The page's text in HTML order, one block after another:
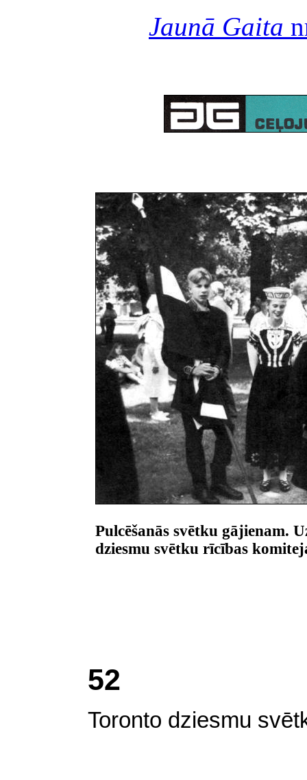
Jaunā Gaita
Pulcēšanās svētku gājienam.
dziesmu svētku rīcības
52
Toronto dziesmu